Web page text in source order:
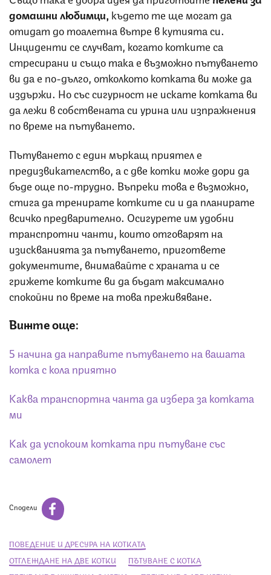
домашни любимци, където те ще могат да
отидат до тоалетна вътре в кутията си.
Инциденти се случват, когато котките са
стресирани и също така е възможно пътуването
ви да е по-дълго, отколкото котката ви може да
издържи. Но със сигурност не искате котката ви
да лежи в собствената си урина или изпражнения
по време на пътуването.
Пътуването с един мъркащ приятел е
предизвикателство, а с две котки може дори да
бъде още по-трудно. Въпреки това е възможно,
стига да тренирате котките си и да планирате
всичко предварително. Осигурете им удобни
транспротни чанти, които отговарят на
изискванията за пътуването, пригответе
документите, внимавайте с храната и се
грижете котките ви да бъдат максимално
спокойни по време на това преживяване.
Вижте още:
5 начина да направите пътуването на вашата
котка с кола приятно
Каква транспортна чанта да избера за котката
ми
Как да успокоим котката при пътуване със
самолет
Сподели
ПОВЕДЕНИЕ И ДРЕСУРА НА КОТКАТА
ОТГЛЕЖДАНЕ НА ДВЕ КОТКИ
ПЪТУВАНЕ С КОТКА